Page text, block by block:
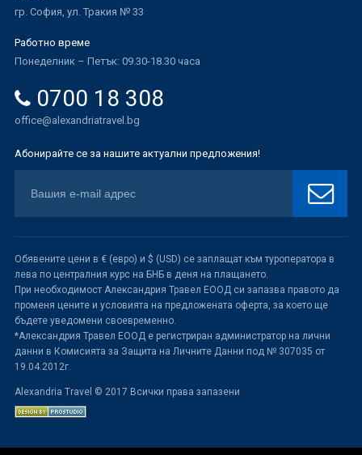
гр. София, ул. Тракия № 33
Работно време
Понеделник – Петък: 09.30-18.30 часа
0700 18 308
office@alexandriatravel.bg
Абонирайте се за нашите актуални предложения!
Обявените цени в € (евро) и $ (USD) се заплащат към туроператора в
лева по централния курс на БНБ в деня на плащането.
При необходимост Александрия Травел ЕООД си запазва правото да
променя цените и условията на предложената оферта, за което ще
бъдете уведомени своевременно.
*Александрия Травел ЕООД е регистриран администратор на лични
данни в Комисията за Защита на Личните Данни под № 307035 от
19.04.2012г.
Alexandria Travel © 2017 Всички права запазени